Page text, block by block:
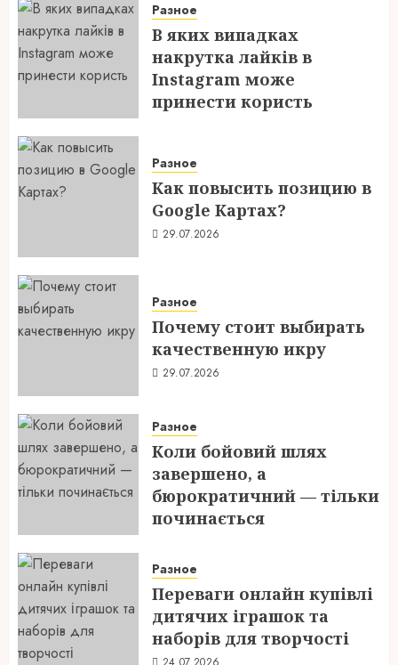
Разное
В яких випадках
накрутка лайків в
Instagram може
принести користь
Разное
Как повысить позицию в
Google Картах?
29.07.2026
Разное
Почему стоит выбирать
качественную икру
29.07.2026
Разное
Коли бойовий шлях
завершено, а
бюрократичний — тільки
починається
Разное
Переваги онлайн купівлі
дитячих іграшок та
наборів для творчості